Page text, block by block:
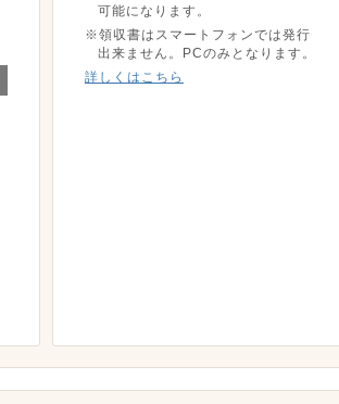
可能になります。
※領収書はスマートフォンでは発行
出来ません。PCのみとなります。
詳しくはこちら